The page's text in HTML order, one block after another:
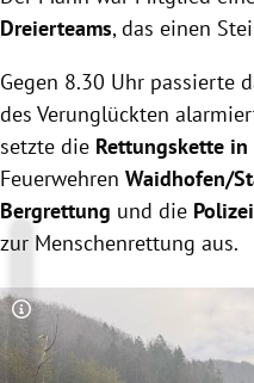
Dreierteams, das einen
Gegen 8.30 Uhr passierte
des Verunglückten
setzte die Rettungskette in
Feuerwehren Waidhofen/
Bergrettung und die Polizei
zur Menschenrettung aus.
Copyright-Hinweis